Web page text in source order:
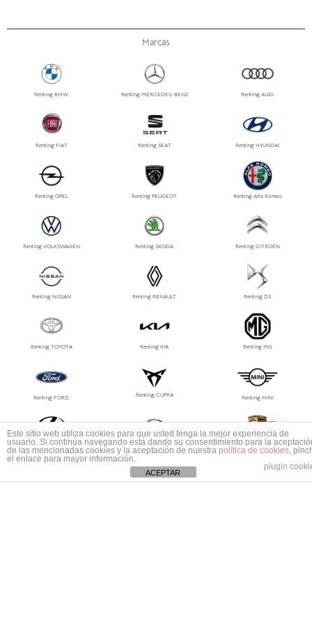
Marcas
Renting BMW Renting MERCEDES-BENZ Renting AUDI
Renting FIAT Renting SEAT Renting HYUNDAI
Renting OPEL Renting PEUGEOT Renting Alfa Romeo
Renting VOLKSWAGEN Renting SKODA Renting CITROËN
Renting NISSAN Renting RENAULT Renting DS
Renting TOYOTA Renting KIA Renting MG
Renting FORD Renting CUPRA Renting MINI
Renting LEXUS Renting MAZDA Renting PORSCHE
Este sitio web utiliza cookies para que usted tenga la mejor experiencia de
usuario. Si continúa navegando está dando su consentimiento para la
de las mencionadas cookies y la aceptación de nuestra política de cookies,
el enlace para mayor información.
plugin
ACEPTAR
1
Mas información ¿No encuentras tu coche?